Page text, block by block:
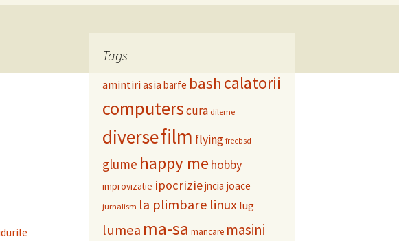
Tags
amintiriasia barfe bash calatorii
computerscura dileme
diversefilm flying freebsd
glume happy me hobby
improvizatie ipocriziejncia joace
jurnalism la plimbare linux lug
lumea ma-sa mancare masini